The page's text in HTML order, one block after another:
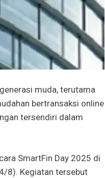
muda, terutama
bertransaksi online
tersendiri dalam
SmartFin Day 2025 di
8). Kegiatan tersebut